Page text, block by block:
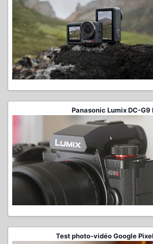
Panasonic Lumix DC-G9
Test photo-vidéo Google